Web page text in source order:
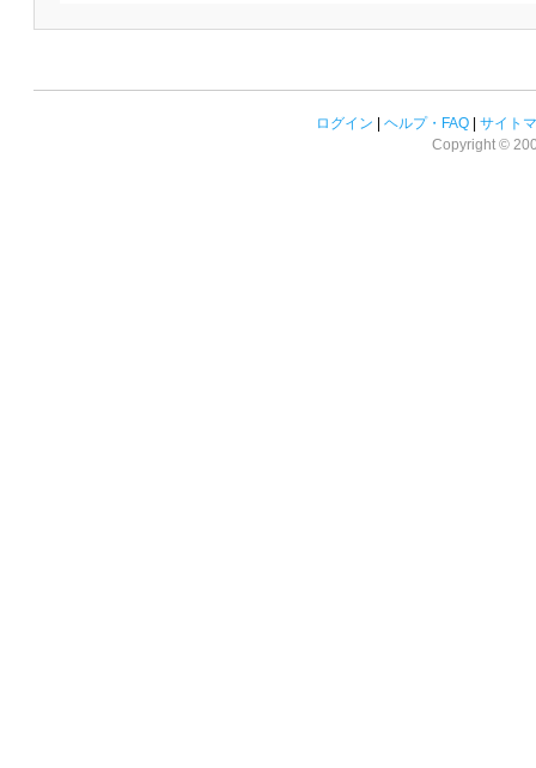
ログイン ヘルプ・FAQ
サイト
Copyright ©